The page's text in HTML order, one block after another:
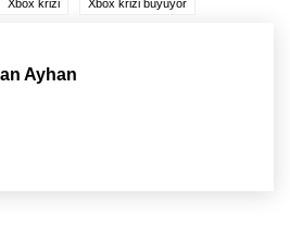
Xbox krizi Xbox krizi büyüyor
Ayhan